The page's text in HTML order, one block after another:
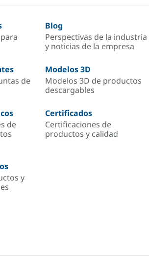
Blog
Perspectivas de la industria
y noticias de la empresa
de
Modelos 3D
Modelos 3D de productos
descargables
de
Certificados
Certificaciones de
productos y calidad
y